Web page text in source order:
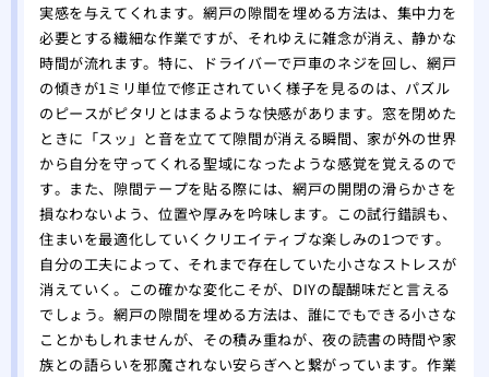
実感を与えてくれます。網戸の隙間を埋める方法は、集中力を
必要とする繊細な作業ですが、それゆえに雑念が消え、静かな
時間が流れます。特に、ドライバーで戸車のネジを回し、網戸
の傾きが1ミリ単位で修正されていく様子を見るのは、パズル
のピースがピタリとはまるような快感があります。窓を閉めた
ときに「スッ」と音を立てて隙間が消える瞬間、家が外の世界
から自分を守ってくれる聖域になったような感覚を覚えるので
す。また、隙間テープを貼る際には、網戸の開閉の滑らかさを
損なわないよう、位置や厚みを吟味します。この試行錯誤も、
住まいを最適化していくクリエイティブな楽しみの1つです。
自分の工夫によって、それまで存在していた小さなストレスが
消えていく。この確かな変化こそが、DIYの醍醐味だと言える
でしょう。網戸の隙間を埋める方法は、誰にでもできる小さな
ことかもしれませんが、その積み重ねが、夜の読書の時間や家
族との語らいを邪魔されない安らぎへと繋がっています。作業